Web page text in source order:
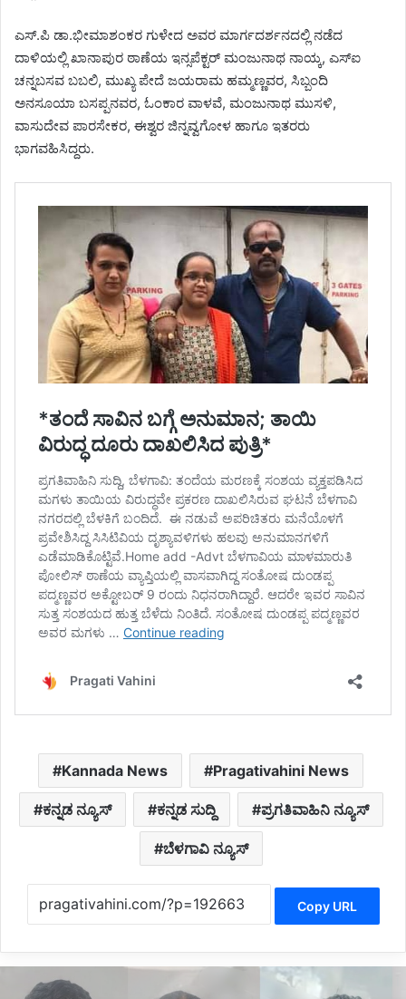
ಎಸ್.ಪಿ ಡಾ.ಭೀಮಾಶಂಕರ ಗುಳೇದ ಅವರ ಮಾರ್ಗದರ್ಶನದಲ್ಲಿ ನಡೆದ
ದಾಳಿಯಲ್ಲಿ ಖಾನಾಪುರ ಠಾಣೆಯ ಇನ್ಸಪೆಕ್ಟರ್ ಮಂಜುನಾಥ ನಾಯ್ಕ, ಎಸ್ಐ
ಚನ್ನಬಸವ ಬಬಲಿ, ಮುಖ್ಯ ಪೇದೆ ಜಯರಾಮ ಹಮ್ಮಣ್ಣವರ, ಸಿಬ್ಬಂದಿ
ಅನಸೂಯಾ ಬಸಪ್ಪನವರ, ಓಂಕಾರ ವಾಳವೆ, ಮಂಜುನಾಥ ಮುಸಳಿ,
ವಾಸುದೇವ ಪಾರಸೇಕರ, ಈಶ್ವರ ಜಿನ್ನವ್ವಗೋಳ ಹಾಗೂ ಇತರರು
ಭಾಗವಹಿಸಿದ್ದರು.
Kannada News Pragativahini News
ಕನ್ನಡ ನ್ಯೂಸ್ ಕನ್ನಡ ಸುದ್ದಿ ಪ್ರಗತಿವಾಹಿನಿ ನ್ಯೂಸ್
ಬೆಳಗಾವಿ ನ್ಯೂಸ್
Copy URL